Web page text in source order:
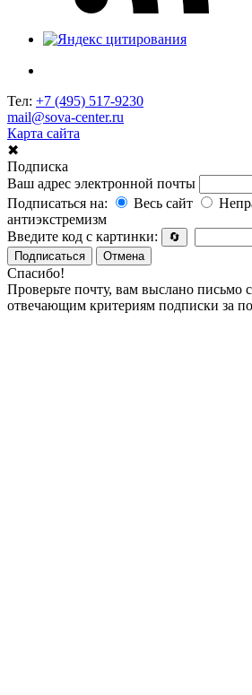
Тел: +7 (495) 517-9230
mail@sova-center.ru
Карта сайта
✖
Подписка
Ваш адрес электронной почты
Подписаться на:
Весь сайт
антиэкстремизм
Введите код с картинки:
🔄
Подписаться
Отмена
Спасибо!
Проверьте почту, вам выслано письмо
отвечающим критериям подписки за